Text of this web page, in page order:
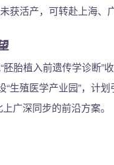
获活产，可转赴上海
胎植入前遗传学诊断
“生殖医学产业园”，计
广深同步的前沿方案。